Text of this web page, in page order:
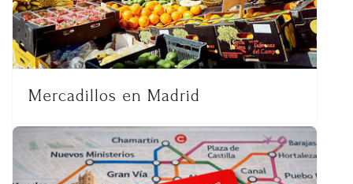
Mercadillos en Madrid